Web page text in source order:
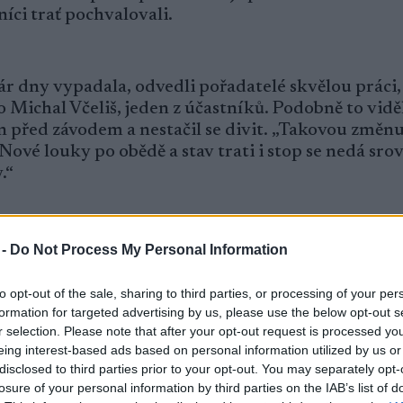
Do Not Process My Personal Information
opt-out of the sale, sharing to third parties, or processing of your
for targeted advertising by us, please use the below opt-out
selection. Please note that after your opt-out request is processed
interest-based ads based on personal information utilized by us
to third parties prior to your opt-out. You may separately
of your personal information by third parties on the IAB’s list of
trať pochvalovali.
dny vypadala, odvedli pořadatelé skvělou
Michal Včeliš, jeden z účastníků. Podobně to
závodem a nestačil se divit. „Takovou změnu
louky po obědě a stav trati i stop se nedá
přes 800 závodníků všech výkonnostních
kamarádů i běžkařští nadšenci. Parádní
s kapkou mlhy, která se světly čelovek neměla
zkušené, ale i ti nakonec do cíle zvládli